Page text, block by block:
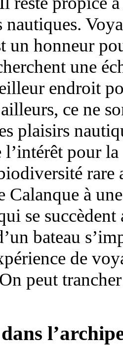
nautiques.
un honneur
une
endroit
ce ne
plaisirs
l’intérêt pour
Calanque à
se
bateau
de
peut